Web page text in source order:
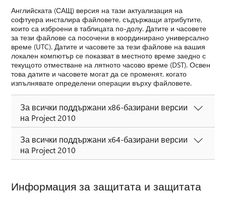
Английската (САЩ) версия на тази актуализация на
софтуера инсталира файловете, съдържащи атрибутите,
които са изброени в таблицата по-долу. Датите и часовете
за тези файлове са посочени в координирано универсално
време (UTC). Датите и часовете за тези файлове на вашия
локален компютър се показват в местното време заедно с
текущото отместване на лятното часово време (DST). Освен
това датите и часовете могат да се променят, когато
изпълнявате определени операции върху файловете.
За всички поддържани x86-базирани версии
на Project 2010
За всички поддържани x64-базирани версии
на Project 2010
Информация за защитата и защитата